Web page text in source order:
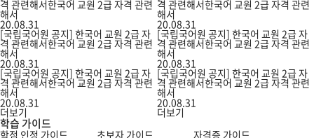
격 관련해서한국어 교원 2급 자격 관련
해서
20.08.31
[국립국어원 공지] 한국어 교원 2급 자
격 관련해서한국어 교원 2급 자격 관련
해서
20.08.31
[국립국어원 공지] 한국어 교원 2급 자
격 관련해서한국어 교원 2급 자격 관련
해서
20.08.31
더보기
격 관련해서한국어 교원 2급 자격 관련
해서
20.08.31
[국립국어원 공지] 한국어 교원 2급 자
격 관련해서한국어 교원 2급 자격 관련
해서
20.08.31
[국립국어원 공지] 한국어 교원 2급 자
격 관련해서한국어 교원 2급 자격 관련
해서
20.08.31
더보기
학습 가이드
학점 인정 가이드 초보자 가이드 자격증 가이드